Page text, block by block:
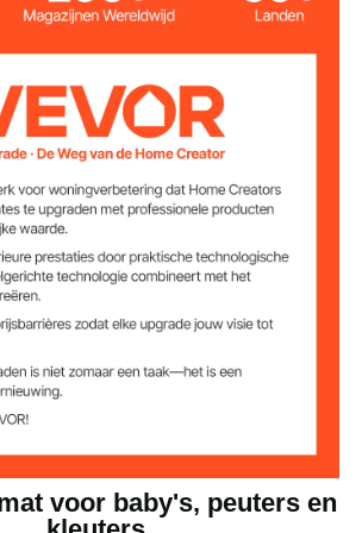
mm
synthetisch vezelmateriaal
2,35 kg
voor baby's, peuters en